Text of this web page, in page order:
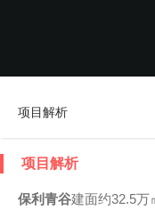
项目解析
项目解析
保利青谷建面约32.5万